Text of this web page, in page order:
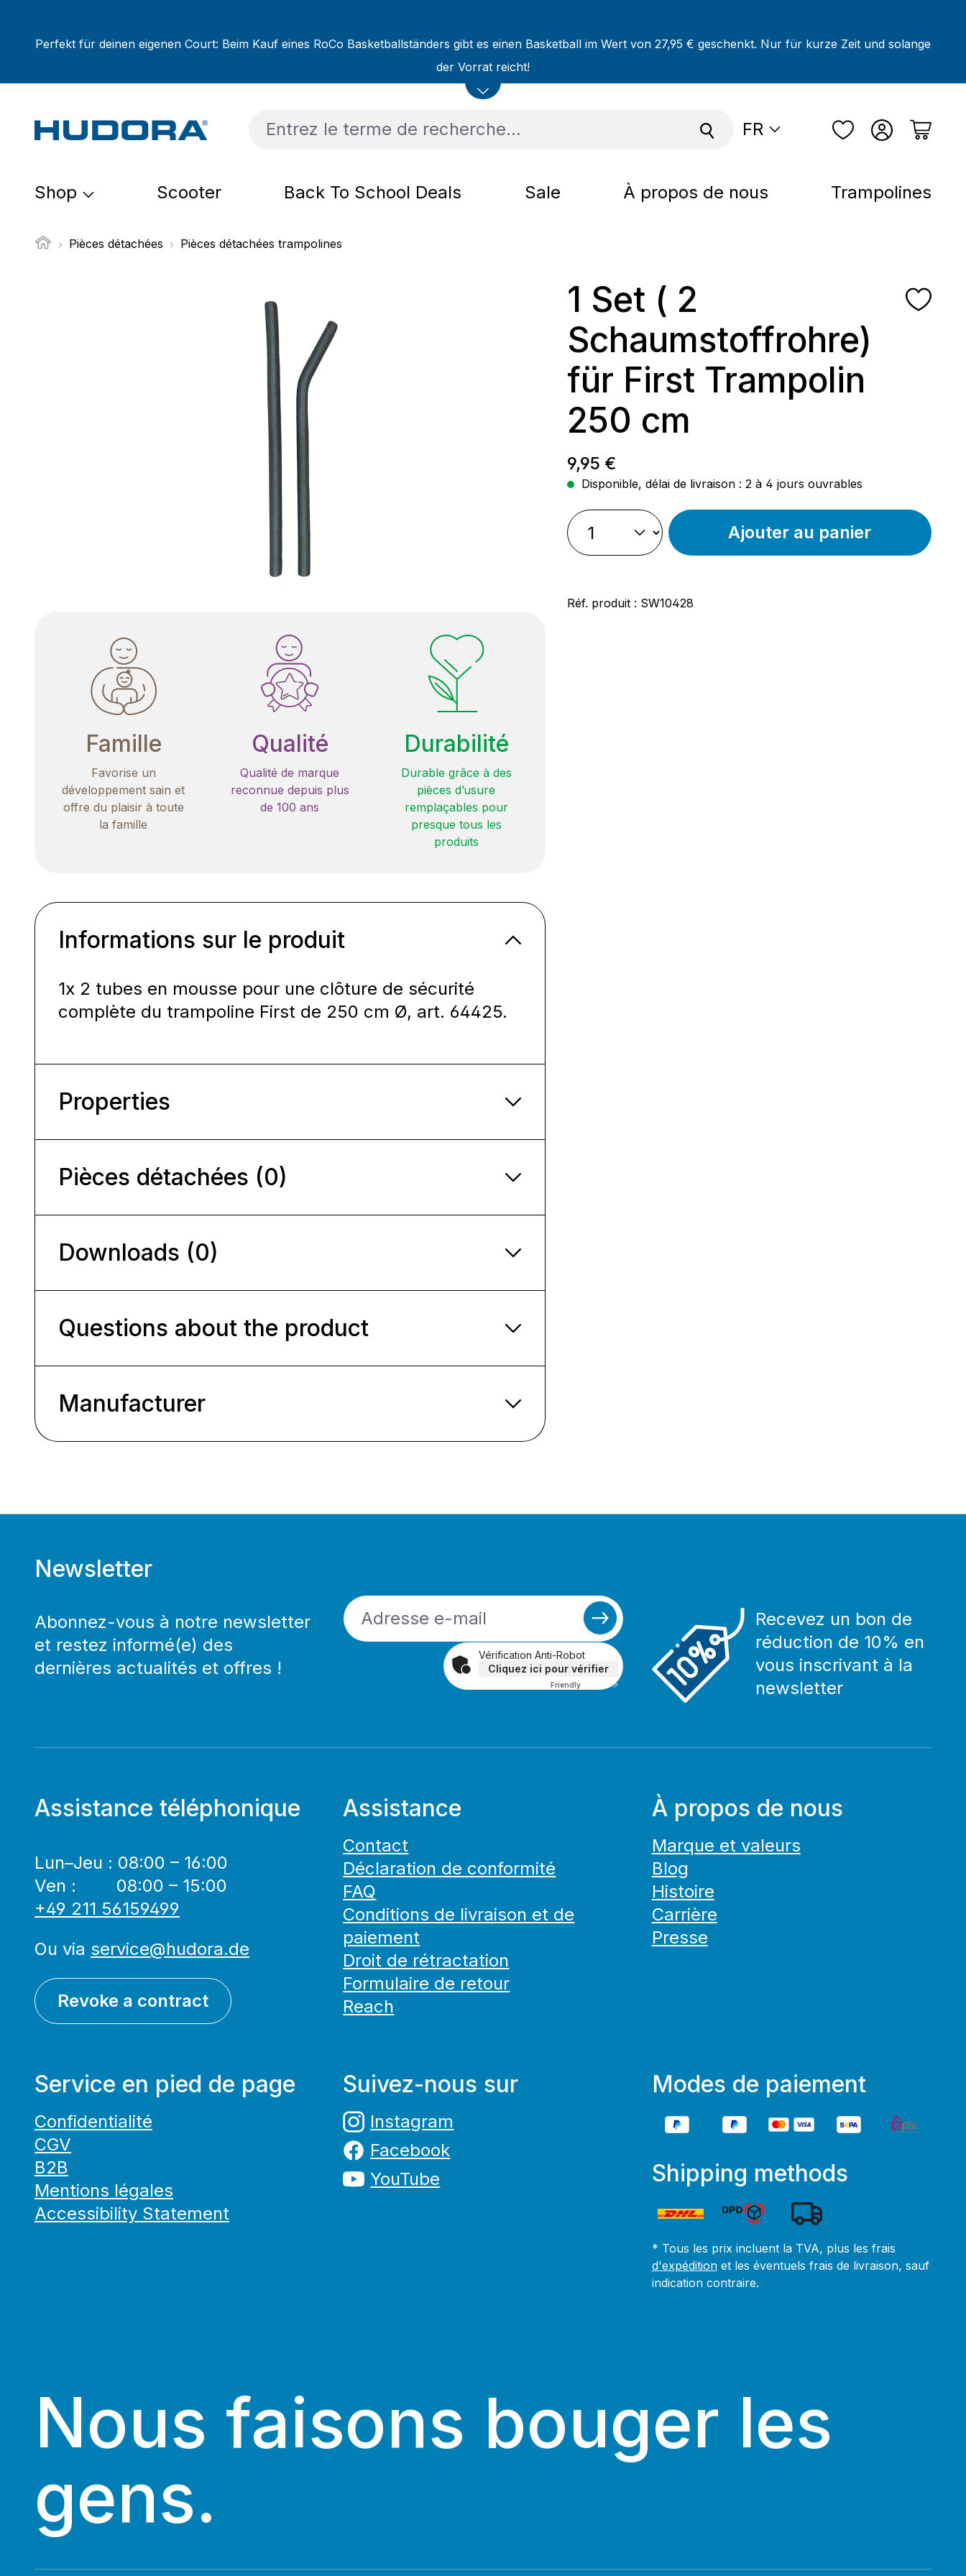
Perfekt für deinen eigenen Court: Beim Kauf eines RoCo Basketballständers gibt es einen Basketball im Wert von 27,95 € geschenkt. Nur für kurze Zeit und solange
der Vorrat reicht!
FR
Shop Scooter Back To School Deals Sale À propos de nous Trampolines
Pièces détachées Pièces détachées trampolines
Famille
Favorise un
développement sain et
offre du plaisir à toute
la famille
Qualité
Qualité de marque
reconnue depuis plus
de 100 ans
Durabilité
Durable grâce à des
pièces d’usure
remplaçables pour
presque tous les
produits
1 Set ( 2
Schaumstoffrohre)
für First Trampolin
250 cm
Prix régulier :
9,95 €
Disponible, délai de livraison : 2 à 4 jours ouvrables
Ajouter au panier
Réf. produit : SW10428
Informations sur le produit
1x 2 tubes en mousse pour une clôture de sécurité
complète du trampoline First de 250 cm Ø, art. 64425.
Properties
Pièces détachées (0)
Downloads (0)
Questions about the product
Manufacturer
Newsletter
Abonnez-vous à notre newsletter
et restez informé(e) des
dernières actualités et offres !
Vérification Anti-Robot
Cliquez ici pour vérifier
FriendlyCaptcha ⇗
Recevez un bon de
réduction de 10% en
vous inscrivant à la
newsletter
Assistance téléphonique
Lun–Jeu : 08:00 – 16:00
Ven : 08:00 – 15:00
+49 211 56159499
Ou via service@hudora.de
Revoke a contract
Assistance
Contact
Déclaration de conformité
FAQ
Conditions de livraison et de
paiement
Droit de rétractation
Formulaire de retour
Reach
À propos de nous
Marque et valeurs
Blog
Histoire
Carrière
Presse
Service en pied de page
Confidentialité
CGV
B2B
Mentions légales
Accessibility Statement
Suivez-nous sur
Instagram
Facebook
YouTube
Modes de paiement
Shipping methods
* Tous les prix incluent la TVA, plus les frais
d'expéditionet les éventuels frais de livraison, sauf
indication contraire.
Nous faisons bouger les
gens.